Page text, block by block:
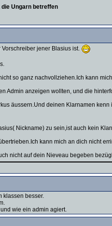
Ungarn betreffen
jener Blasius ist.
so ganz nachvollziehen.Ich kann
Admin anzeigen wollten, und die
äussern.Und deinen Klarnamen
Nickname) zu sein,ist auch kein
kann mich an dich nicht
nicht auf dein Nieveau begeben
klassen besser.
wie ein admin agiert.